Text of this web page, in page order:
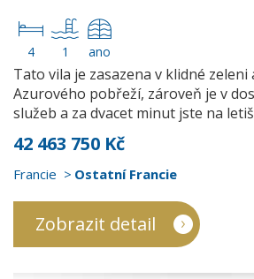
4 1 ano
Tato vila je zasazena v klidné
Azurového pobřeží, zároveň je v
služeb a za dvacet minut jste na
42 463 750 Kč
Francie Ostatní Francie
Zobrazit detail